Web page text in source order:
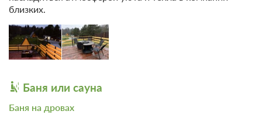
Подробнее
всего в 50 метрах от Москвы-реки с собственным уютным
пляжем, создающий идеальные условия для отдыха в любое
время года. Просторная и продуманная планировка позволяет
комфортно разместиться семьям и компаниям: на втором этаже
спальня. Просторная терраса с круговой барбекю-станцией и
купелью-офуро превращают каждое мгновение в настоящее
приключение на свежем воздухе. Здесь вы найдете идеальное
близких.
Баня или сауна
Баня на дровах